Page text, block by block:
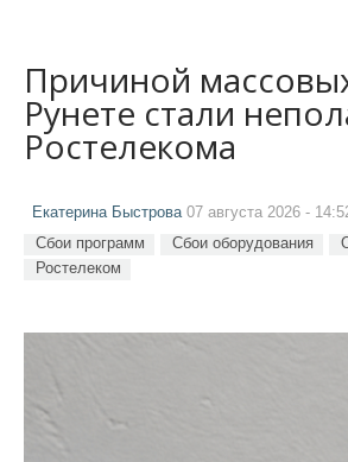
Причиной
Рунете стали
Ростелекома
Екатерина Быстрова07 августа 2026 -
Сбои программ Сбои оборудования
Ростелеком